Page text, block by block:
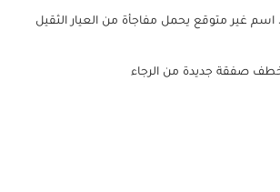
اسم غير متوقع يحمل مفاجأة من العيار الثقيل
خطف صفقة جديدة من الرجاء